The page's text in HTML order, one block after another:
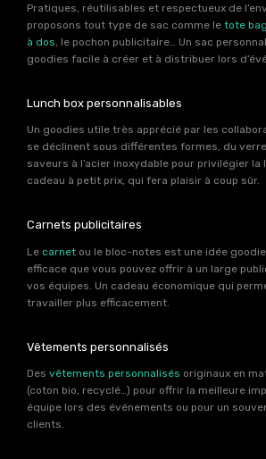
Pratiques, réutilisables et respectueux de
proposons tout type de sac comme le tote
à dos, le pochon publicitaire… Un sac
goodies facile à créer et à distribuer lors
Lunch box personnalisables
Un goodies utile très apprécié par les
se déclinent sous différentes formes, du
saveurs à l’acier inoxydable pour privilégier la
cadeau à petit prix, qui fera plaisir à coup sûr.
Carnets publicitaires
Le carnet ou le bloc-notes est une idée
efficace que vous pouvez offrir à un large
vos équipes. Un cadeau économique qui
travailler plus efficacement.
Vêtements personnalisés
Des vêtements personnalisés originaux en
(coton bio, recyclé…) pour offrir la meilleure
équipe lors des événements ou pour un
clients.